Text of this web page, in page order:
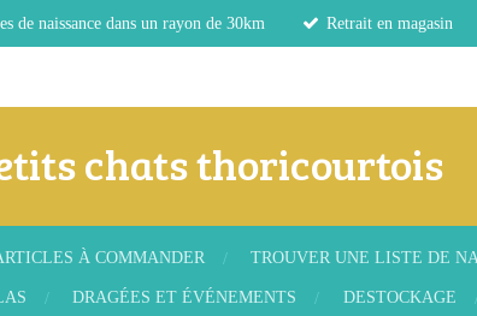
de naissance dans un rayon de 30km Retrait en magasin
chats thoricourtois
À COMMANDER TROUVER UNE LISTE DE
DRAGÉES ET ÉVÉNEMENTS DESTOCKAGE